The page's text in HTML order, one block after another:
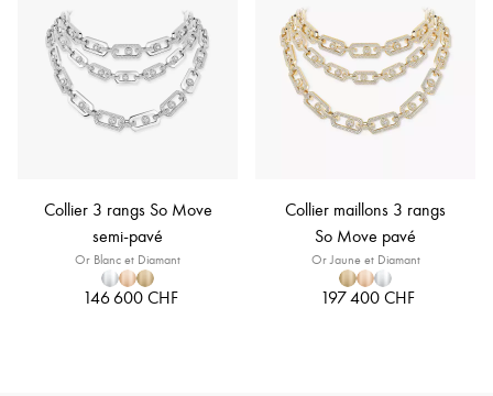
Collier 3 rangs So Move
semi-pavé
Or Blanc et Diamant
146 600 CHF
Collier maillons 3 rangs
So Move pavé
Or Jaune et Diamant
197 400 CHF